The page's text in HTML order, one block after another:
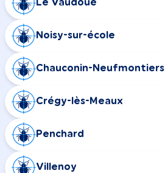
Le Vaudoué
Noisy-sur-école
Chauconin-Neufmontiers
Crégy-lès-Meaux
Penchard
Villenoy